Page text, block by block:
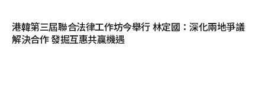
港韓第三屆聯合法律工作坊今舉行 林定國：深化兩地爭議
解決合作 發掘互惠共贏機遇